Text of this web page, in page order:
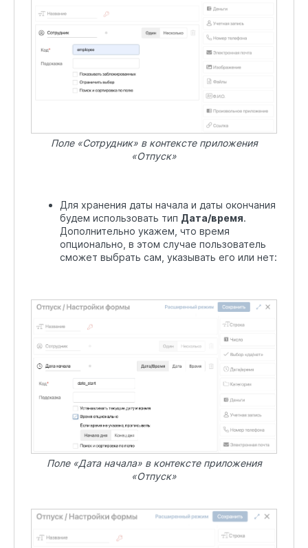
Поле «Сотрудник» в контексте приложения
«Отпуск»
Для хранения даты начала и даты окончания
будем использовать тип Дата/время.
Дополнительно укажем, что время
опционально, в этом случае пользователь
сможет выбрать сам, указывать его или нет:
Поле «Дата начала» в контексте приложения
«Отпуск»